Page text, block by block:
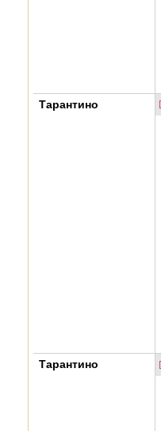
Тарантино
Тарантино